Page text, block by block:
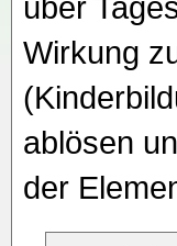
Wirkung
ablösen
der